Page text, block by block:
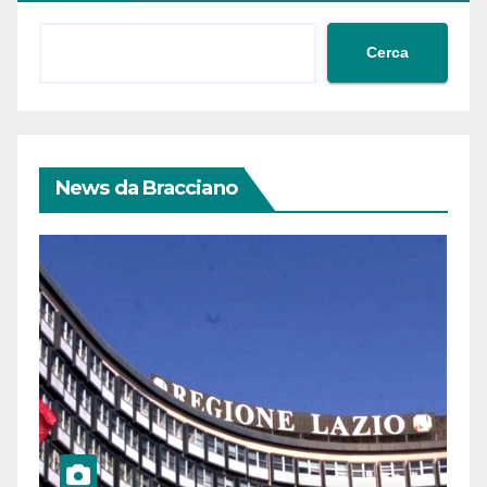
Cerca
News da Bracciano